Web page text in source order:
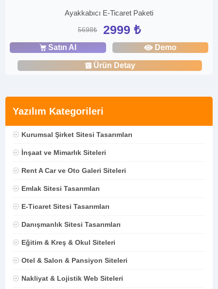
Yazılım Kategorileri
Kurumsal Şirket Sitesi Tasarımları
İnşaat ve Mimarlık Siteleri
Rent A Car ve Oto Galeri Siteleri
Emlak Sitesi Tasarımları
E-Ticaret Sitesi Tasarımları
Danışmanlık Sitesi Tasarımları
Eğitim & Kreş & Okul Siteleri
Otel & Salon & Pansiyon Siteleri
Nakliyat & Lojistik Web Siteleri
Ayakkabıcı E-Ticaret Paketi
5698₺ 2999 ₺
Satın Al Demo
Ürün Detay